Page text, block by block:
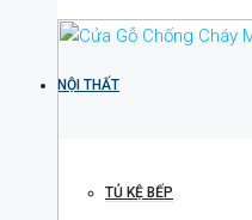
NỘI THẤT
TỦ KỆ BẾP